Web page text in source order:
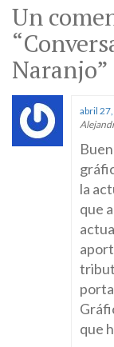
Un
“
Naranjo”
abril
la
que
que